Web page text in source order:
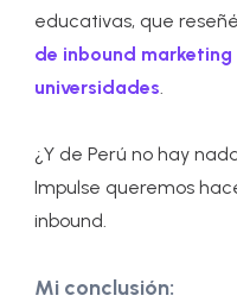
educativas, que
de inbound
universidades.
¿Y de Perú no hay
Impulse queremos
inbound.
Mi conclusión: